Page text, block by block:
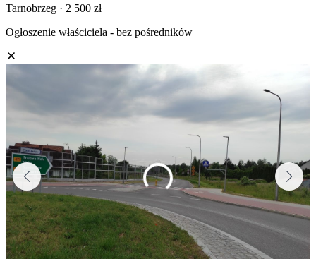
Tarnobrzeg · 2 500 zł
Ogłoszenie właściciela - bez pośredników